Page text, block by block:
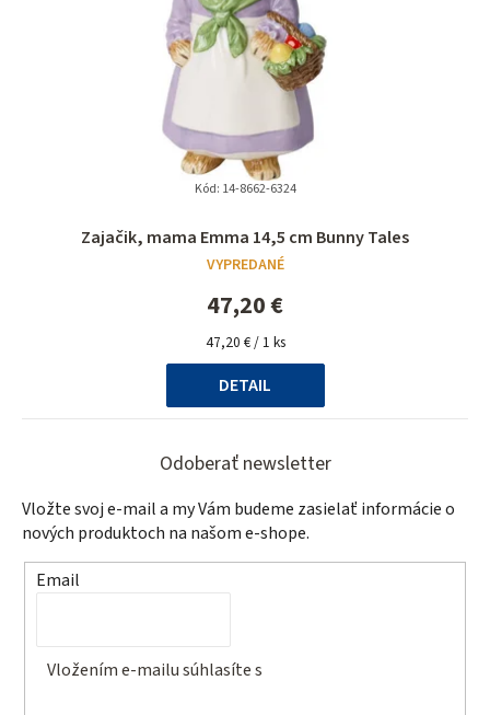
Zajačik, mama Emma 14,5 cm Bunny Tales
hodnotenie
produktu
je
5,0
z
5
hviezdičiek.
VYPREDANÉ
47,20 €
Jednotková
cena:
47,20 € / 1 ks
DETAIL
Kód: 14-8662-6324
Odoberať newsletter
Vložte svoj e-mail a my Vám budeme zasielať informácie o
nových produktoch na našom e-shope.
Email
Vložením e-mailu súhlasíte s